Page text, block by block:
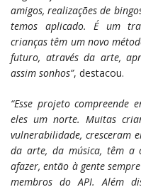
amigos, realizações de
temos aplicado. É um
crianças têm um novo
futuro, através da arte,
assim sonhos”, destacou.
“Esse projeto compreende
eles um norte. Muitas
vulnerabilidade, cresceram
da arte, da música, têm a
afazer, então à gente
membros do API. Além